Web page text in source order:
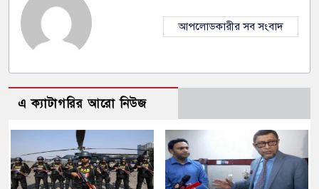
আপলোডকারীর সব সংবাদ
এ ক্যাটাগরির আরো নিউজ